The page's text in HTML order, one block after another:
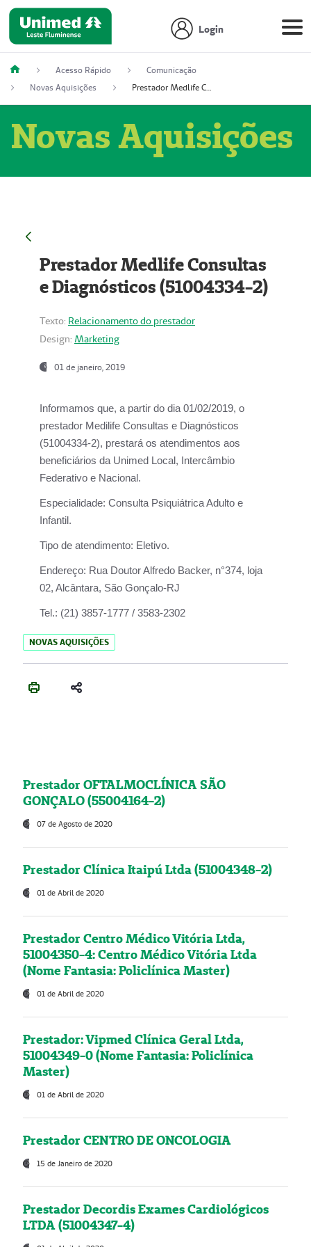
Login
Acesso Rápido
Comunicação
Novas Aquisições
Prestador Medlife Consultas e Diagnósticos (51004334-2)
Novas Aquisições
Prestador Medlife Consultas
e Diagnósticos (51004334-2)
Texto: Relacionamento do prestador
Design: Marketing
01 de janeiro, 2019
Informamos que, a partir do dia 01/02/2019, o
prestador Medilife Consultas e Diagnósticos
(51004334-2), prestará os atendimentos aos
beneficiários da Unimed Local, Intercâmbio
Federativo e Nacional.
Especialidade: Consulta Psiquiátrica Adulto e
Infantil.
Tipo de atendimento: Eletivo.
Endereço: Rua Doutor Alfredo Backer, n°374, loja
02, Alcântara, São Gonçalo-RJ
Tel.: (21) 3857-1777 / 3583-2302
NOVAS AQUISIÇÕES
Prestador OFTALMOCLÍNICA SÃO
GONÇALO (55004164-2)
07 de Agosto de 2020
Prestador Clínica Itaipú Ltda (51004348-2)
01 de Abril de 2020
Prestador Centro Médico Vitória Ltda,
51004350-4: Centro Médico Vitória Ltda
(Nome Fantasia: Policlínica Master)
01 de Abril de 2020
Prestador: Vipmed Clínica Geral Ltda,
51004349-0 (Nome Fantasia: Policlínica
Master)
01 de Abril de 2020
Prestador CENTRO DE ONCOLOGIA
15 de Janeiro de 2020
Prestador Decordis Exames Cardiológicos
LTDA (51004347-4)